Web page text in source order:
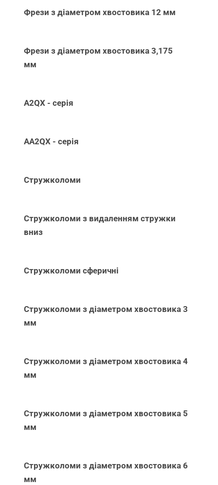
Фрези з діаметром хвостовика 12 мм
Фрези з діаметром хвостовика 3,175
мм
A2QX - серія
AA2QX - серія
Стружколоми
Стружколоми з видаленням стружки
вниз
Стружколоми сферичні
Стружколоми з діаметром хвостовика 3
мм
Стружколоми з діаметром хвостовика 4
мм
Стружколоми з діаметром хвостовика 5
мм
Стружколоми з діаметром хвостовика 6
мм